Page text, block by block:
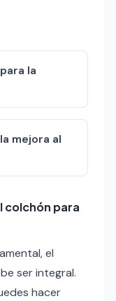
la
mejora al
colchón para
el
ser integral.
hacer